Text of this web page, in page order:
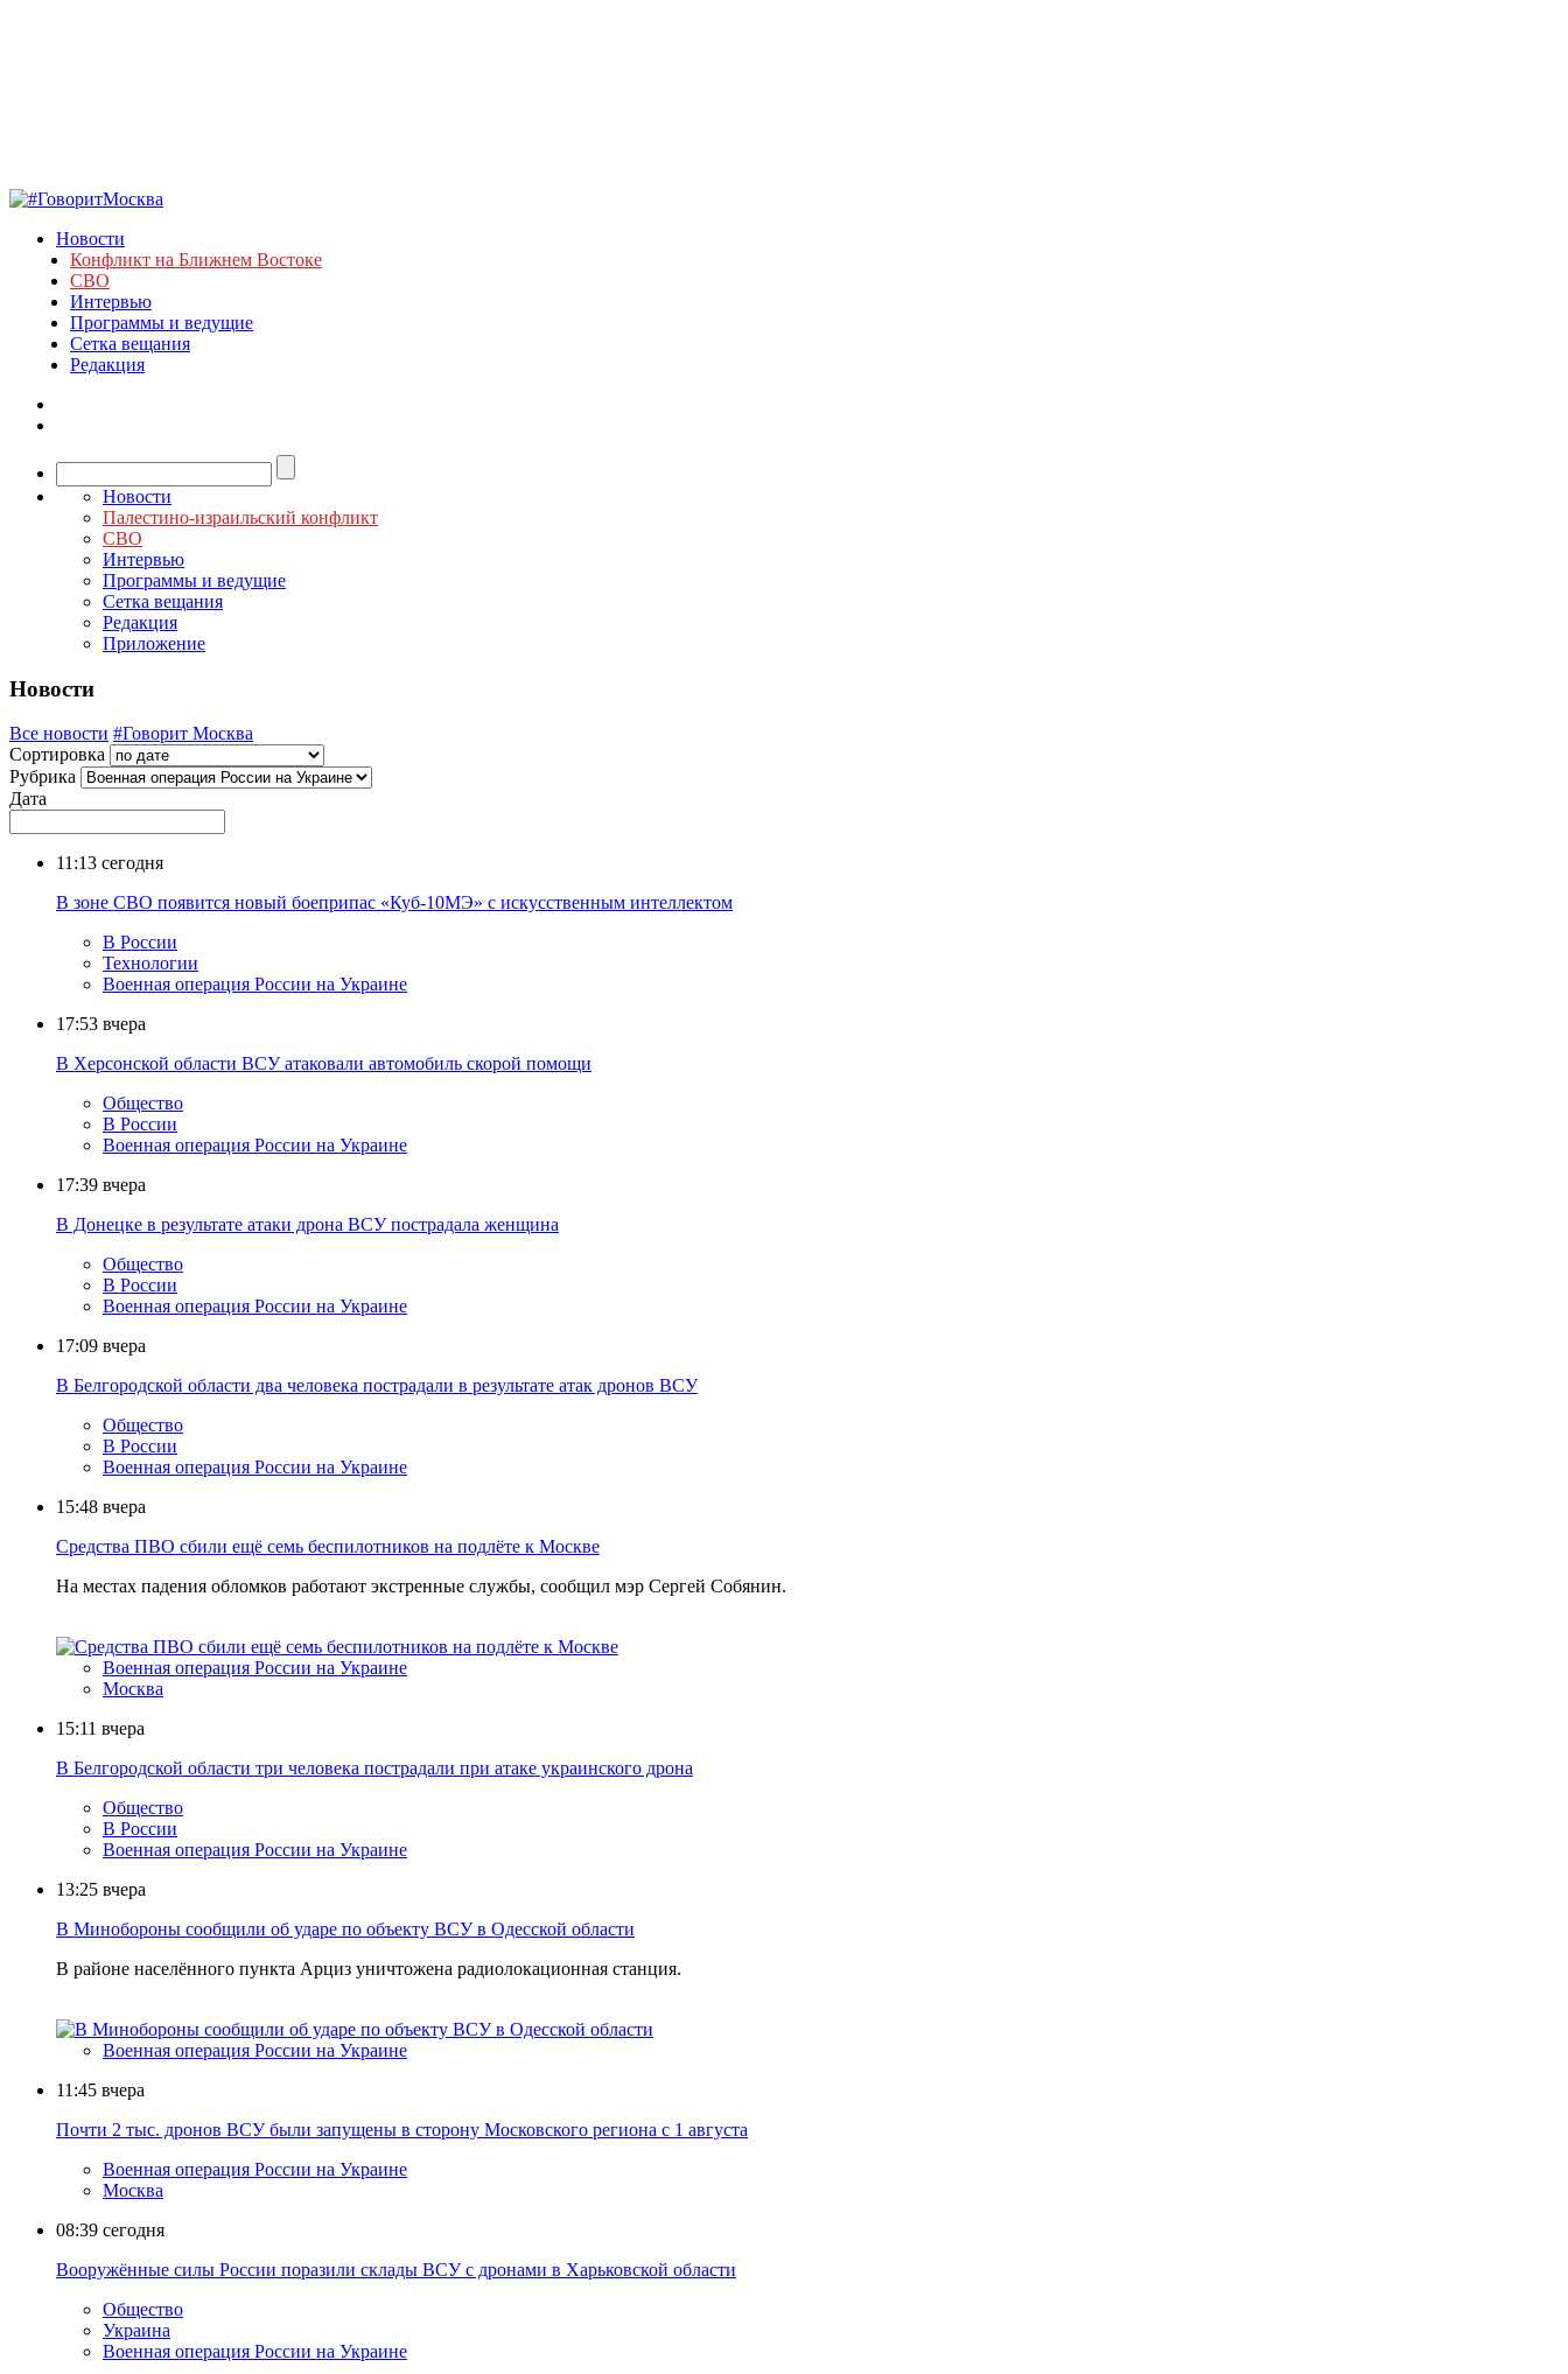
Новости
Конфликт на Ближнем Востоке
СВО
Интервью
Программы и ведущие
Сетка вещания
Редакция
Новости
Палестино-израильский конфликт
СВО
Интервью
Программы и ведущие
Сетка вещания
Редакция
Приложение
Новости
Все новости #Говорит Москва
Сортировка
Рубрика
Дата
11:13 сегодня
В зоне СВО появится новый боеприпас «Куб-10МЭ» с искусственным интеллектом
В России
Технологии
Военная операция России на Украине
17:53 вчера
В Херсонской области ВСУ атаковали автомобиль скорой помощи
Общество
В России
Военная операция России на Украине
17:39 вчера
В Донецке в результате атаки дрона ВСУ пострадала женщина
Общество
В России
Военная операция России на Украине
17:09 вчера
В Белгородской области два человека пострадали в результате атак дронов ВСУ
Общество
В России
Военная операция России на Украине
15:48 вчера
Средства ПВО сбили ещё семь беспилотников на подлёте к Москве
На местах падения обломков работают экстренные службы, сообщил мэр Сергей Собянин.
Военная операция России на Украине
Москва
15:11 вчера
В Белгородской области три человека пострадали при атаке украинского дрона
Общество
В России
Военная операция России на Украине
13:25 вчера
В Минобороны сообщили об ударе по объекту ВСУ в Одесской области
В районе населённого пункта Арциз уничтожена радиолокационная станция.
Военная операция России на Украине
11:45 вчера
Почти 2 тыс. дронов ВСУ были запущены в сторону Московского региона с 1 августа
Военная операция России на Украине
Москва
08:39 сегодня
Вооружённые силы России поразили склады ВСУ с дронами в Харьковской области
Общество
Украина
Военная операция России на Украине